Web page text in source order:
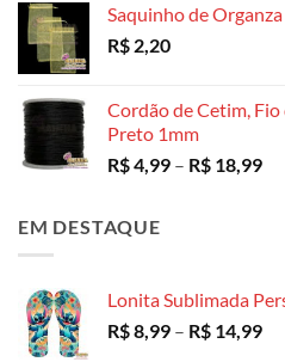
Saquinho de
R$ 2,20
Cordão de Cetim, Fio
Preto 1mm
R$4,99 – R$ 18,99
R$
EM DESTAQUE
Lonita Sublimada
R$8,99 – R$ 14,99